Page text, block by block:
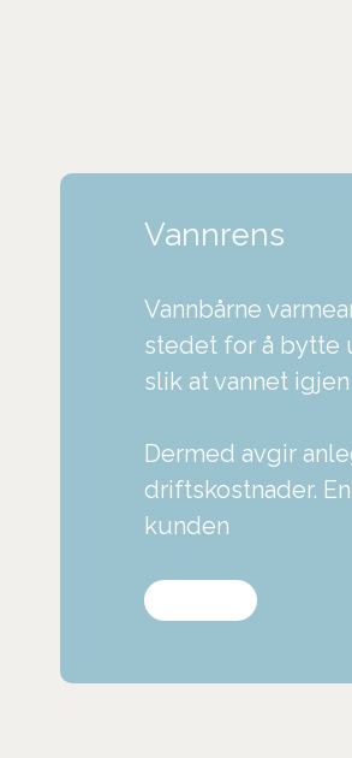
Vannrens
Vannbårne
stedet for å bytte
slik at vannet
Dermed avgir
driftskostnader.
kunden